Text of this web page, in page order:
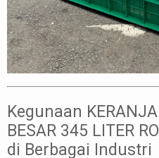
Kegunaan
BESAR 345 LITER
di Berbagai Industri